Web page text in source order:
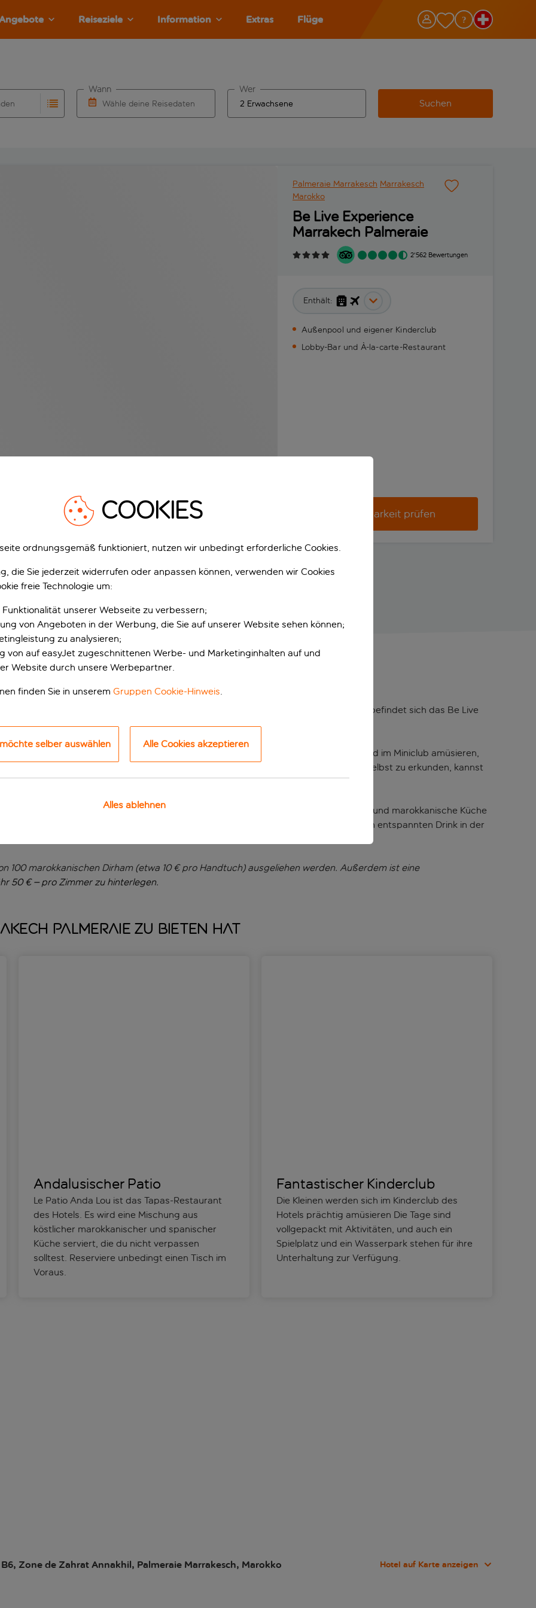
Reiseziele Information Extras Flüge
Wähle deine Reisedaten
Wann Wer
Suchen
Palmeraie Marrakesch Marrakesch
Marokko
Be Live Experience
Marrakech Palmeraie
2'562 Bewertungen
Enthält:
Außenpool und eigener Kinderclub
Lobby-Bar und À-la-carte-Restaurant
Verfügbarkeit prüfen
in Marrakesch
ein Hain aus Palmen, kilometerweit in alle Richtungen. Inmitten der Palmen befindet sich das Be Live
eine ideale Unterkunft. Die Kleinen werden sich stundenlang im Planschbecken und im Miniclub amüsieren,
absolvierst oder dich einfach am Pool entspannst. Wenn du Lust hast, Marrakesch selbst zu erkunden, kannst
circa 6 km hin und zurück bringt.
jeden Geschmack etwas dabei, und im À-la-carte-Restaurant kannst du spanische und marokkanische Küche
außerdem der Snack-Grill am Pool zur Verfügung. Den Abend kannst du bei einem entspannten Drink in der
Bett zurückziehst – hört sich gut an, oder?
100 marokkanischen Dirham (etwa 10 € pro Handtuch) ausgeliehen werden. Außerdem ist eine
50 €–pro Zimmer zu hinterlegen.
Palmeraie zu bieten hat
Andalusischer Patio
Le Patio Anda Lou ist das Tapas-Restaurant
des Hotels. Es wird eine Mischung aus
köstlicher marokkanischer und spanischer
Küche serviert, die du nicht verpassen
solltest. Reserviere unbedingt einen Tisch im
Voraus.
Fantastischer Kinderclub
Die Kleinen werden sich im Kinderclub des
Hotels prächtig amüsieren Die Tage sind
vollgepackt mit Aktivitäten, und auch ein
Spielplatz und ein Wasserpark stehen für ihre
Unterhaltung zur Verfügung.
Zone de Zahrat Annakhil, Palmeraie Marrakesch, Marokko Hotel auf Karte anzeigen
COOKIES
ordnungsgemäß funktioniert, nutzen wir unbedingt erforderliche Cookies.
die Sie jederzeit widerrufen oder anpassen können, verwenden wir Cookies
freie Technologie um:
unserer Webseite zu verbessern;
von Angeboten in der Werbung, die Sie auf unserer Website sehen können;
zu analysieren;
von auf easyJet zugeschnittenen Werbe- und Marketinginhalten auf und
Website durch unsere Werbepartner.
finden Sie in unserem Gruppen Cookie-Hinweis
selber auswählen Alle Cookies akzeptieren
Alles ablehnen